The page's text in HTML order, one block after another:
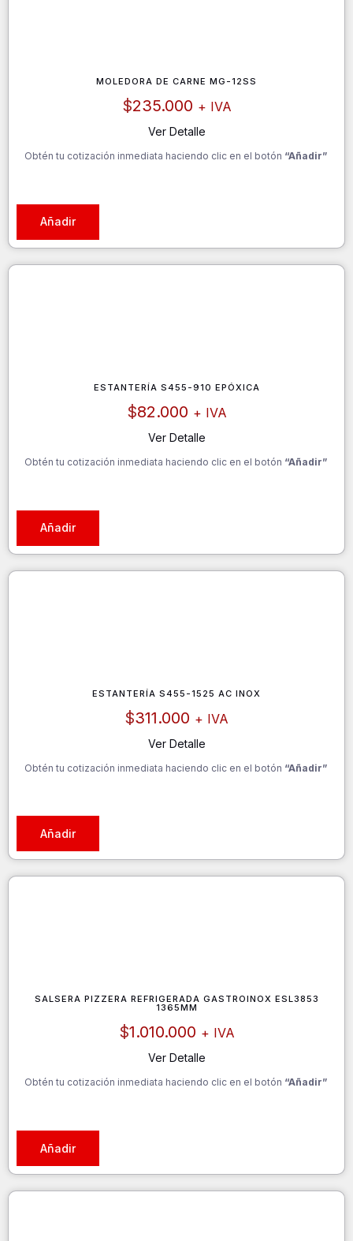
MOLEDORA DE CARNE MG-12SS
$235.000 + IVA
Ver Detalle
Obtén tu cotización inmediata haciendo clic en el botón “Añadir”
Añadir
ESTANTERÍA S455-910 EPÓXICA
$82.000 + IVA
Ver Detalle
Obtén tu cotización inmediata haciendo clic en el botón “Añadir”
Añadir
ESTANTERÍA S455-1525 AC INOX
$311.000 + IVA
Ver Detalle
Obtén tu cotización inmediata haciendo clic en el botón “Añadir”
Añadir
SALSERA PIZZERA REFRIGERADA GASTROINOX ESL3853
1365MM
$1.010.000 + IVA
Ver Detalle
Obtén tu cotización inmediata haciendo clic en el botón “Añadir”
Añadir